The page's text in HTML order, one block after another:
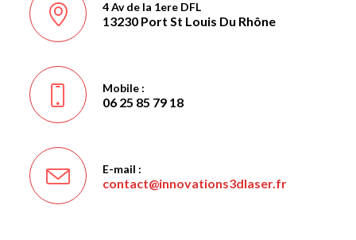
4 Av de la 1ere DFL
13230 Port St Louis Du Rhône
Mobile :
06 25 85 79 18
E-mail :
contact@innovations3dlaser.frS’ouvre